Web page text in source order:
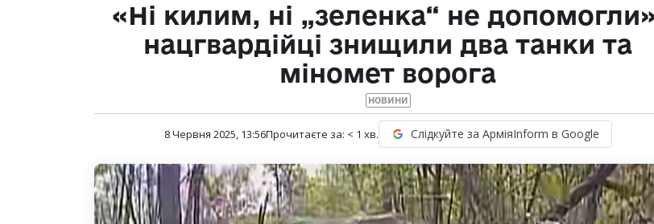
«Ні килим, ні „зеленка“ не
нацгвардійці знищили два танки та
міномет ворога
НОВИНИ
8 Червня 2025, 13:56Прочитаєте за: < 1 хв. Слідкуйте за АрміяInform в Google